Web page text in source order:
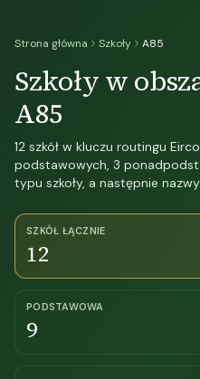
Strona główna Szkoły A85
Szkoły w
A85
12 szkół w kluczu routingu
podstawowych, 3
typu szkoły, a następnie nazwy.
SZKÓŁ ŁĄCZNIE
12
PODSTAWOWA
9